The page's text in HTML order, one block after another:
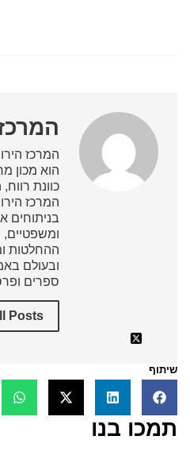
המרכז
הוא מכון
המרכז
בניתוחים
ההחלטות
ובעולם
ספרים
Posts
שיתוף
תמכו בנו